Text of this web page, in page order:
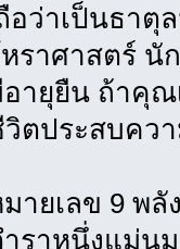
อว่าเป็นธาตุ
ราศาสตร์ นั
ายุยืน ถ้าคุ
ตประสบควา
ายเลข 9 พ
ราหนึ่งแม่น